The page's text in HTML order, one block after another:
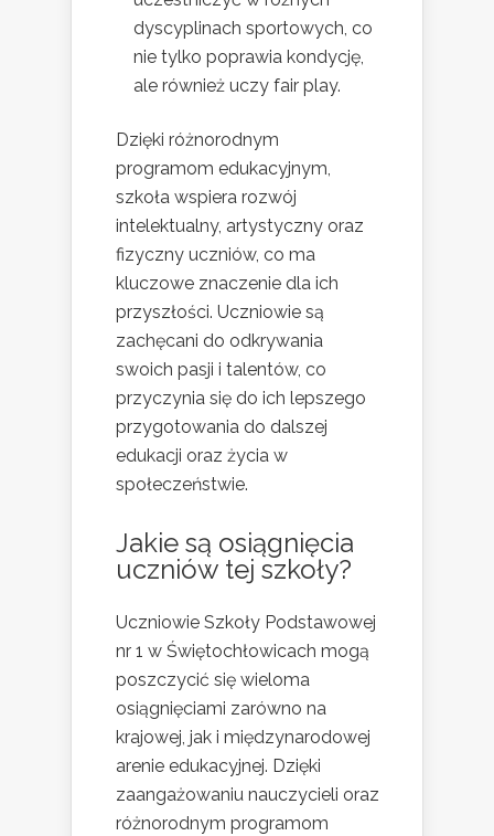
dyscyplinach sportowych, co
nie tylko poprawia kondycję,
ale również uczy fair play.
Dzięki różnorodnym
programom edukacyjnym,
szkoła wspiera rozwój
intelektualny, artystyczny oraz
fizyczny uczniów, co ma
kluczowe znaczenie dla ich
przyszłości. Uczniowie są
zachęcani do odkrywania
swoich pasji i talentów, co
przyczynia się do ich lepszego
przygotowania do dalszej
edukacji oraz życia w
społeczeństwie.
Jakie są osiągnięcia
uczniów tej szkoły?
Uczniowie Szkoły Podstawowej
nr 1 w Świętochłowicach mogą
poszczycić się wieloma
osiągnięciami zarówno na
krajowej, jak i międzynarodowej
arenie edukacyjnej. Dzięki
zaangażowaniu nauczycieli oraz
różnorodnym programom